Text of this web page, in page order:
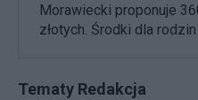
Morawiecki proponuje
złotych. Środki dla
Tematy Redakcja